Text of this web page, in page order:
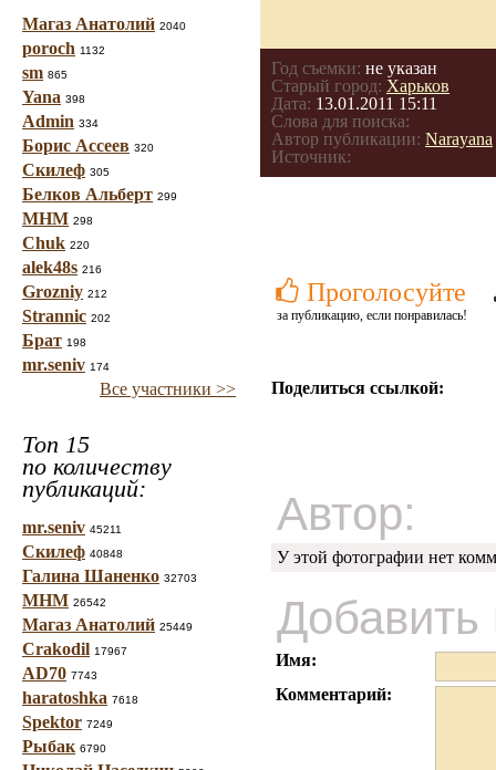
Магаз Анатолий 2040
poroch 1132
sm 865
Yana 398
Admin 334
Борис Ассеев 320
Скилеф 305
Белков Альберт 299
МНМ 298
Chuk 220
alek48s 216
Grozniy 212
Strannic 202
Брат 198
mr.seniv 174
Все участники >>
Топ 15
по количеству
публикаций:
mr.seniv 45211
Скилеф 40848
Галина Шаненко 32703
МНМ 26542
Магаз Анатолий 25449
Crakodil 17967
AD70 7743
haratoshka 7618
Spektor 7249
Рыбак 6790
Год съемки: не указан
Старый город: Харьков
Дата: 13.01.2011 15:11
Слова для поиска:
Автор публикации: Narayana
Источник:
Проголосуйте
за публикацию, если понравилась!
Поделиться ссылкой:
Автор:
У этой фотографии нет
Имя:
Комментарий: